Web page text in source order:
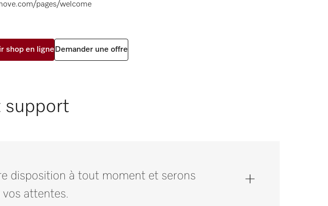
pages/welcome
shop en ligne Demander une offre
support
disposition à tout moment et serons
attentes.